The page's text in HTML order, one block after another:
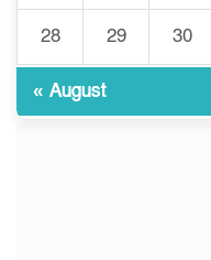
৯
28 29 30
« August